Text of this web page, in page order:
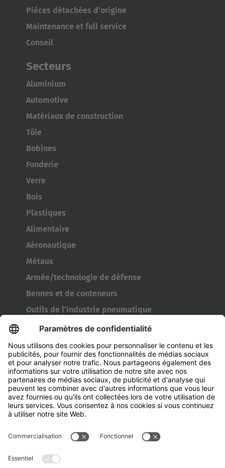
Pièces détachées d’origine
Maintenance et full service
Conseil
Secteurs
Aluminium
Automotive
Matériaux de construction
Tôle
Bobines
Fonderie
Verre
Bois
Plastiques
Alimentaire
Aéronautique
Métaux
Armée/technologie de défense
Bennes et de conteneurs
Outils de l’industrie pneumatique
Transporteur de bobines
Portes et fenêtres
Entreprise
À propos d'Hubtex
À propos d' Hubtex BeLux
Durabilité
Filiales